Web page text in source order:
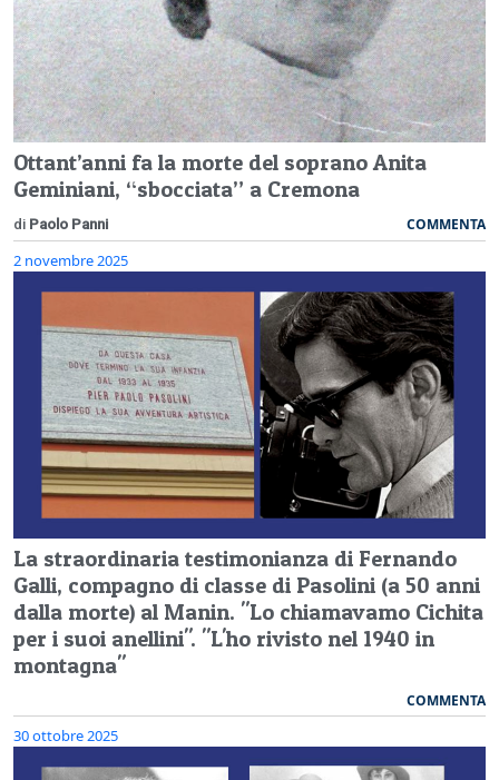
Ottant’anni fa la morte del soprano Anita
Geminiani, “sbocciata” a Cremona
di Paolo Panni COMMENTA
2 novembre 2025
La straordinaria testimonianza di Fernando
Galli, compagno di classe di Pasolini (a 50 anni
dalla morte) al Manin. "Lo chiamavamo Cichita
per i suoi anellini". "L'ho rivisto nel 1940 in
montagna"
COMMENTA
30 ottobre 2025